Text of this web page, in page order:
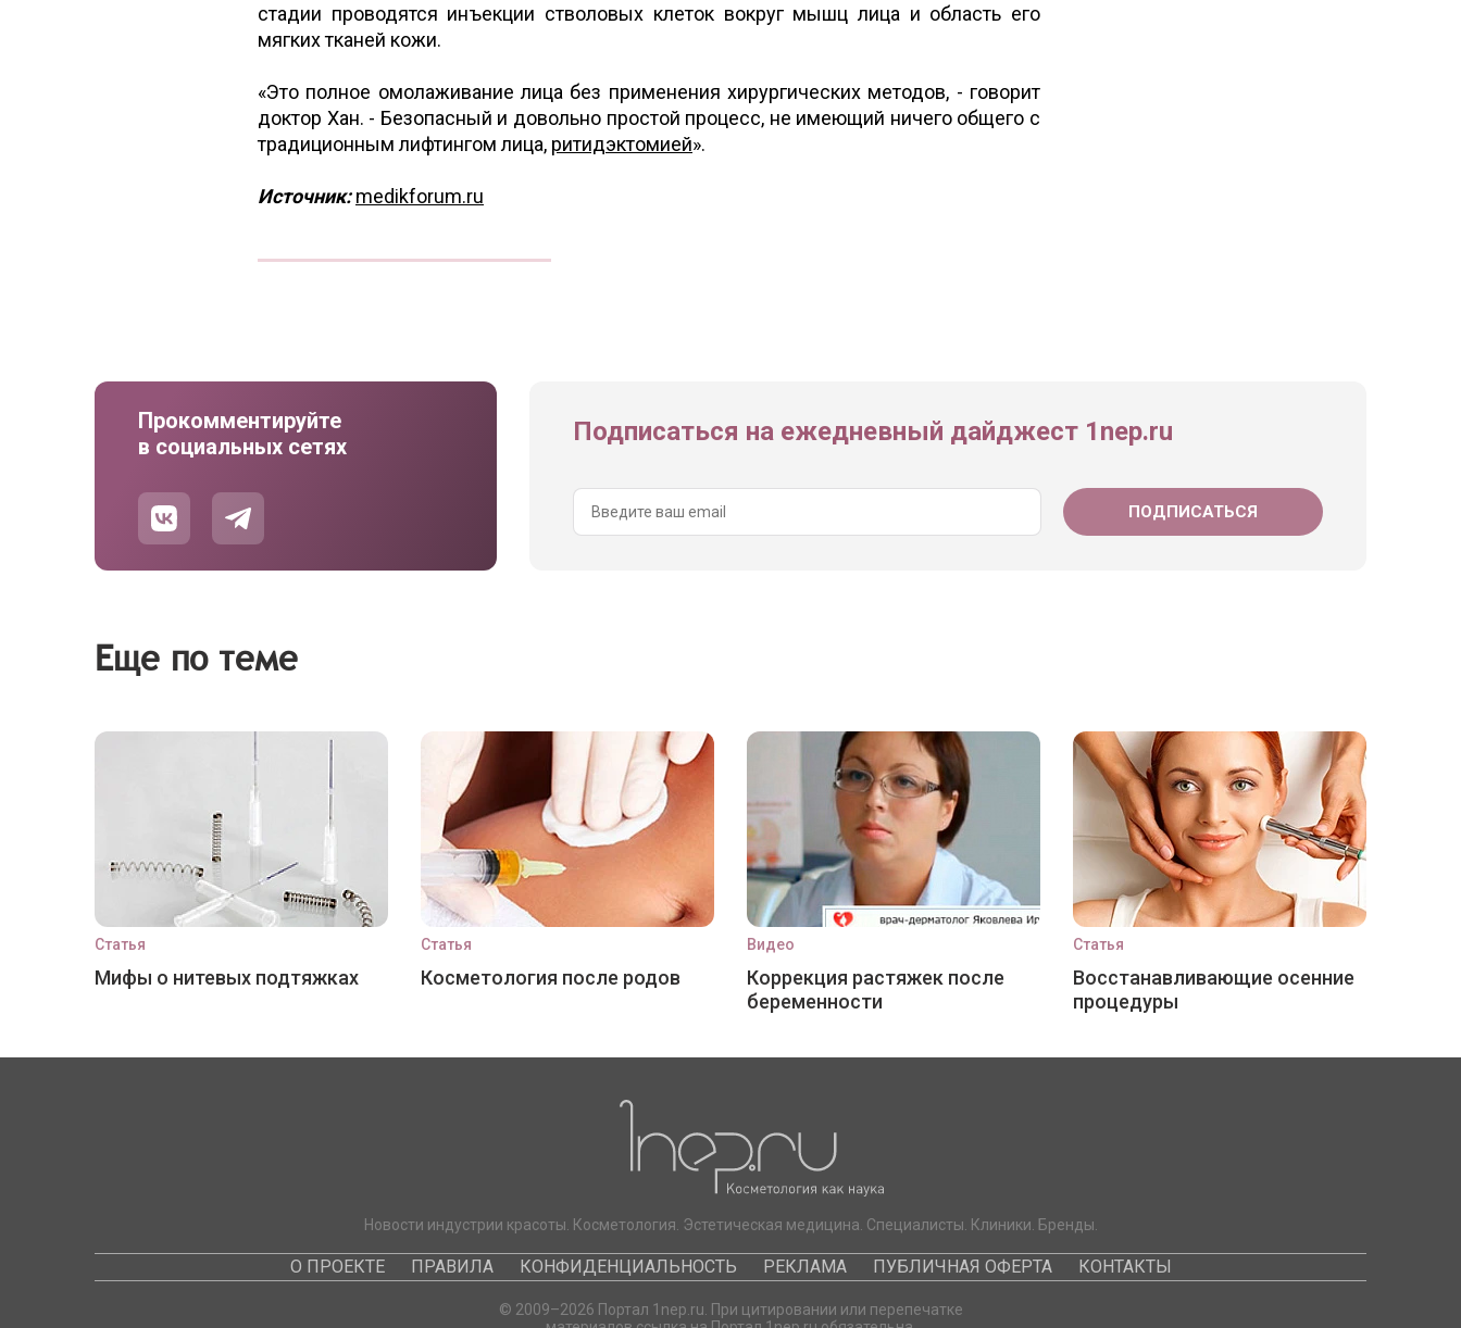
стадии проводятся инъекции стволовых клеток вокруг мышц лица и область его
мягких тканей кожи.
«Это полное омолаживание лица без применения хирургических методов, - говорит
доктор Хан. - Безопасный и довольно простой процесс, не имеющий ничего общего с
традиционным лифтингом лица, ритидэктомией».
Источник: medikforum.ru
Прокомментируйте
в социальных сетях
Подписаться на ежедневный дайджест 1nep.ru
Еще по теме
Статья
Мифы о нитевых подтяжках
Статья
Косметология после родов
Видео
Коррекция растяжек после
беременности
Статья
Восстанавливающие осенние
процедуры
Новости индустрии красоты. Косметология. Эстетическая медицина. Специалисты. Клиники. Бренды.
О ПРОЕКТЕ ПРАВИЛА КОНФИДЕНЦИАЛЬНОСТЬ РЕКЛАМА ПУБЛИЧНАЯ ОФЕРТА КОНТАКТЫ
© 2009–2026 Портал 1nep.ru. При цитировании или перепечатке